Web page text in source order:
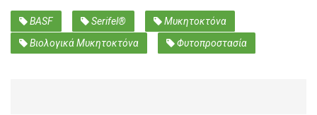
BASF Serifel®
Μυκητοκτόνα
Βιολογικά Μυκητοκτόνα
Φυτοπροστασία